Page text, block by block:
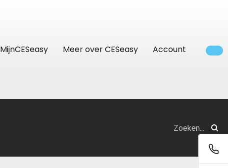
MijnCESeasy Meer over CESeasy Account